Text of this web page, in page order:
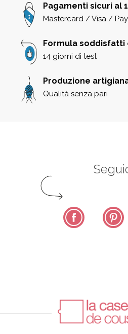
Pagamenti sicuri al
Mastercard / Visa /
Formula soddisfatti
14 giorni di test
Produzione
Qualità senza pari
Facebook